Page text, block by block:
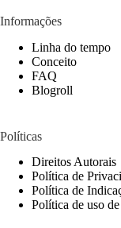
Informações
Linha do tempo
Conceito
FAQ
Blogroll
Políticas
Direitos Autorais
Política de
Política de
Política de uso